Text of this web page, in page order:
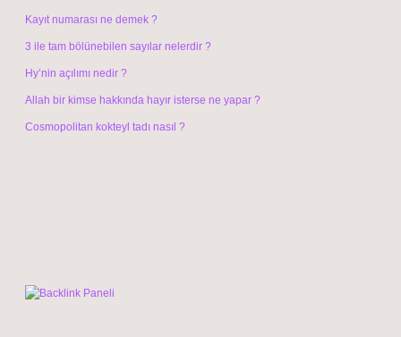
Kayıt numarası ne demek ?
3 ile tam bölünebilen sayılar nelerdir ?
Hy’nin açılımı nedir ?
Allah bir kimse hakkında hayır isterse ne yapar ?
Cosmopolitan kokteyl tadı nasıl ?